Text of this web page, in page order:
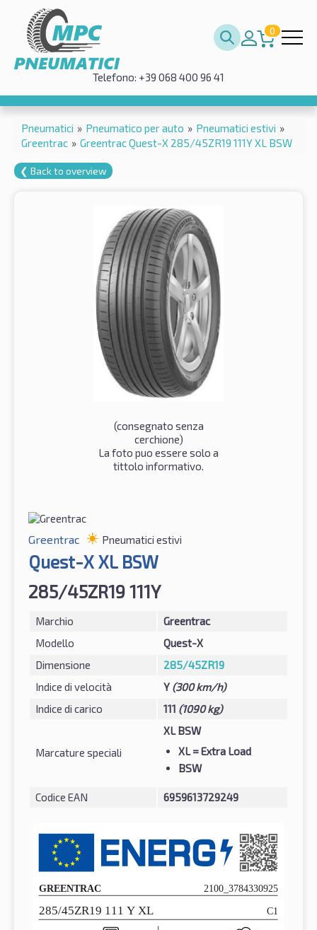
0
Telefono: +39 068 400 96 41
Pneumatici » Pneumatico per auto » Pneumatici estivi »
Greentrac » Greentrac Quest-X 285/45ZR19 111Y XL BSW
❮ Back to overview
(consegnato senza
cerchione)
La foto puo essere solo a
tittolo informativo.
Greentrac Pneumatici estivi
Quest-X XL BSW
285/45ZR19 111Y
Marchio
Greentrac
Modello
Quest-X
Dimensione
285/45ZR19
Indice di velocità
Y (300 km/h)
Indice di carico
111 (1090 kg)
Marcature speciali
XL BSW
XL= Extra Load
BSW
Codice EAN 6959613729249